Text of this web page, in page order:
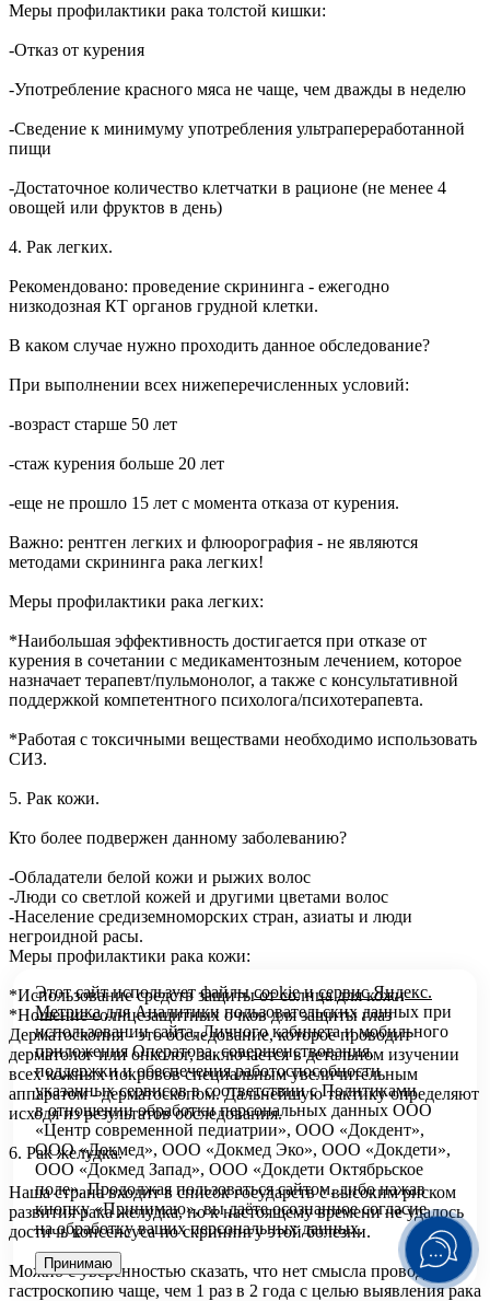
Меры профилактики рака толстой кишки:
-Отказ от курения
-Употребление красного мяса не чаще, чем дважды в неделю
-Сведение к минимуму употребления ультрапереработанной
пищи
-Достаточное количество клетчатки в рационе (не менее 4
овощей или фруктов в день)
4. Рак легких.
Рекомендовано: проведение скрининга - ежегодно
низкодозная КТ органов грудной клетки.
В каком случае нужно проходить данное обследование?
При выполнении всех нижеперечисленных условий:
-возраст старше 50 лет
-стаж курения больше 20 лет
-еще не прошло 15 лет с момента отказа от курения.
Важно: рентген легких и флюорография - не являются
методами скрининга рака легких!
Меры профилактики рака легких:
*Наибольшая эффективность достигается при отказе от
курения в сочетании с медикаментозным лечением, которое
назначает терапевт/пульмонолог, а также с консультативной
поддержкой компетентного психолога/психотерапевта.
*Работая с токсичными веществами необходимо использовать
СИЗ.
5. Рак кожи.
Кто более подвержен данному заболеванию?
-Обладатели белой кожи и рыжих волос
-Люди со светлой кожей и другими цветами волос
-Население средиземноморских стран, азиаты и люди
негроидной расы.
Меры профилактики рака кожи:
*Использование средств защиты от солнца для кожи
*Ношение солнцезащитных очков для защиты глаз
Дерматоскопия - это обследование, которое проводит
дерматолог или онколог, заключается в детальном изучении
всех кожных покровов специальным увеличительным
аппаратом - дерматоскопом. Дальнейшую тактику определяют
исходя из результатов обследования.
6. Рак желудка.
Наша страна входит в список государств с высоким риском
развития рака желудка, но к настоящему времени не удалось
достичь консенсуса по скринингу этой болезни.
Можно с уверенностью сказать, что нет смысла проводить
гастроскопию чаще, чем 1 раз в 2 года с целью выявления рака
Этот сайт использует файлыcookieисервис Яндекс.
Метрикадля Аналитики пользовательских данных при
использовании сайта, Личного кабинета и мобильного
приложения Оператора, совершенствования,
поддержки и обеспечения работоспособности
указанных сервисов в соответствии сПолитиками
в отношении обработки персональных данных ООО
«Центр современной педиатрии», ООО «Докдент»,
ООО «Докмед», ООО «Докмед Эко», ООО «Докдети»,
ООО «Докмед Запад», ООО «Докдети Октябрьское
поле». Продолжая пользоваться сайтом, либо нажав
кнопку «Принимаю», вы даёте осознанное согласие
на обработку ваших персональных данных.
Принимаю